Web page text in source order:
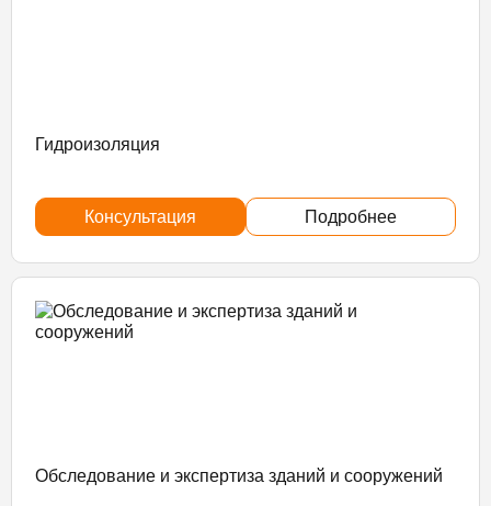
Гидроизоляция
Консультация Подробнее
Обследование и экспертиза зданий и сооружений